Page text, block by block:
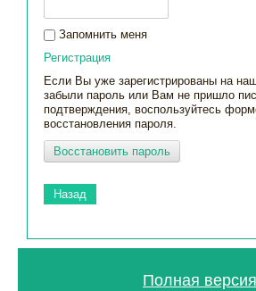
Запомнить меня
Регистрация
Если Вы уже зарегистрированы на
забыли пароль или Вам не пришло
подтверждения, воспользуйтесь
восстановления пароля.
Восстановить пароль
Назад
Полная версия